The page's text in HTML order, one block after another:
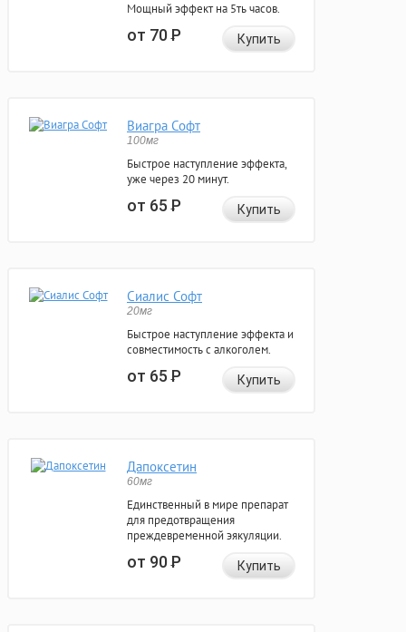
Мощный эффект на 5ть часов.
от 70Р Купить
Виагра Софт
100мг
Быстрое наступление эффекта,
уже через 20 минут.
от 65Р Купить
Сиалис Софт
20мг
Быстрое наступление эффекта и
совместимость с алкоголем.
от 65Р Купить
Дапоксетин
60мг
Единственный в мире препарат
для предотвращения
преждевременной эякуляции.
от 90Р Купить